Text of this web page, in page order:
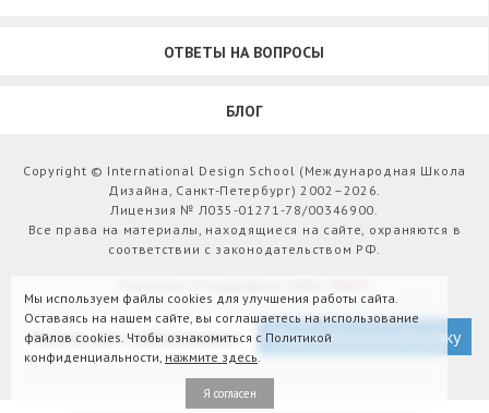
ОТВЕТЫ НА ВОПРОСЫ
БЛОГ
Copyright © International Design School (Международная Школа
Дизайна, Санкт-Петербург) 2002–2026.
Лицензия № Л035-01271-78/00346900.
Все права на материалы, находящиеся на сайте, охраняются в
соответствии с законодательством РФ.
Версия для слабовидящих Подписаться на рассылку
Мы используем файлы cookies для улучшения работы сайта.
Оставаясь на нашем сайте, вы соглашаетесь на использование
файлов cookies. Чтобы ознакомиться с Политикой
конфиденциальности, нажмите здесь.
Я согласен